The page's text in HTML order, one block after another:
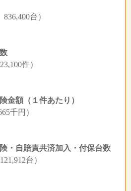
台）
数
件）
金額（１件あたり）
千円）
・自賠責共済加入・付保台数
台）